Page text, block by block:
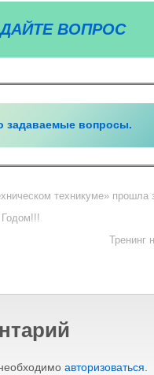
ВОПРОС
задаваемые вопросы.
техникуме» прошла
Тренинг
авторизоваться.